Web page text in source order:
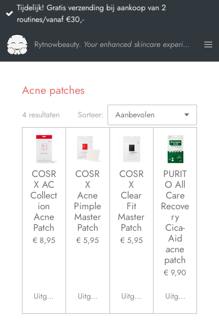
Ga
direct
naar
de
hoofdinhoud
Rytnowbeauty. Your enhanced skincare experience
Tijdelijk! Gratis verzending bij aankoop van 2
routines/vanaf €30,-
Acne patches
4 resultaten Sorteer:
COSR
X AC
Collect
ion
Acne
Patch
€ 8,95
Uitgeschakeld
COSR
X
Acne
Pimple
Master
Patch
€ 5,95
Uitgeschakeld
COSR
X
Clear
Fit
Master
Patch
€ 5,95
Uitgeschakeld
PURIT
O All
Care
Recove
ry
Cica-
Aid
acne
patch
€ 9,90
Uitgeschakeld